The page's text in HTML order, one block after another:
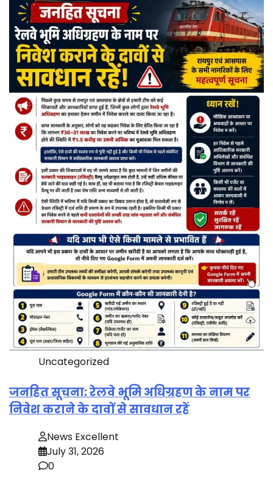
Uncategorized
जनहित सूचना: रेलवे भूमि अधिग्रहण के नाम पर
निवेश कराने के दावों से सावधान रहें
News Excellent
July 31, 2026
0